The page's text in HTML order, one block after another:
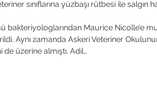
sınıflarına yüzbaşı rütbesi ile salgın
bakteriyologlarından Maurice Nicolle’e
Aynı zamanda Askeri Veteriner
üzerine almıştı. Adil…